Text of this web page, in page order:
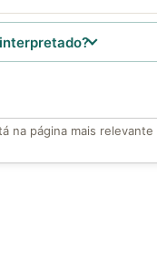
na página mais